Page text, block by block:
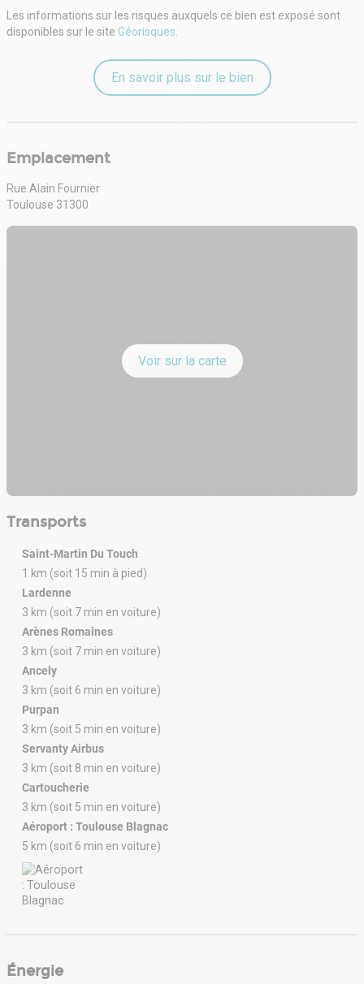
Les informations sur les risques auxquels ce bien est exposé sont
disponibles sur le site Géorisques.
En savoir plus sur le bien
Emplacement
Rue Alain Fournier
Toulouse 31300
Voir sur la carte
Transports
Saint-Martin Du Touch
1 km (soit 15 min à pied)
Lardenne
3 km (soit 7 min en voiture)
Arènes Romaines
3 km (soit 7 min en voiture)
Ancely
3 km (soit 6 min en voiture)
Purpan
3 km (soit 5 min en voiture)
Servanty Airbus
3 km (soit 8 min en voiture)
Cartoucherie
3 km (soit 5 min en voiture)
Aéroport : Toulouse Blagnac
5 km (soit 6 min en voiture)
Énergie